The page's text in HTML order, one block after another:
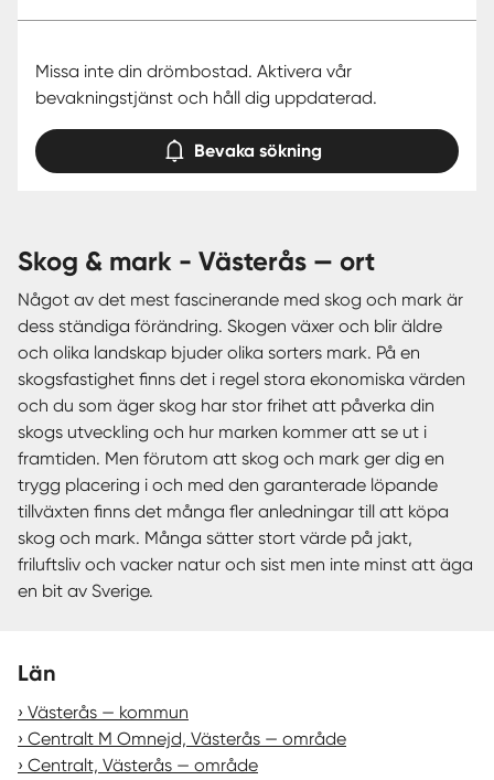
Missa inte din drömbostad. Aktivera vår
bevakningstjänst och håll dig uppdaterad.
Bevaka sökning
skog & mark - Västerås — ort
Något av det mest fascinerande med skog och mark är
dess ständiga förändring. Skogen växer och blir äldre
och olika landskap bjuder olika sorters mark. På en
skogsfastighet finns det i regel stora ekonomiska värden
och du som äger skog har stor frihet att påverka din
skogs utveckling och hur marken kommer att se ut i
framtiden. Men förutom att skog och mark ger dig en
trygg placering i och med den garanterade löpande
tillväxten finns det många fler anledningar till att köpa
skog och mark. Många sätter stort värde på jakt,
friluftsliv och vacker natur och sist men inte minst att äga
en bit av Sverige.
Län
Västerås — kommun
Centralt M Omnejd, Västerås — område
Centralt, Västerås — område